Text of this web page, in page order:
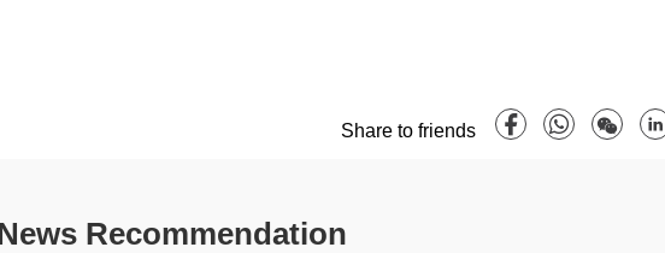
Share to friends
Recommendation